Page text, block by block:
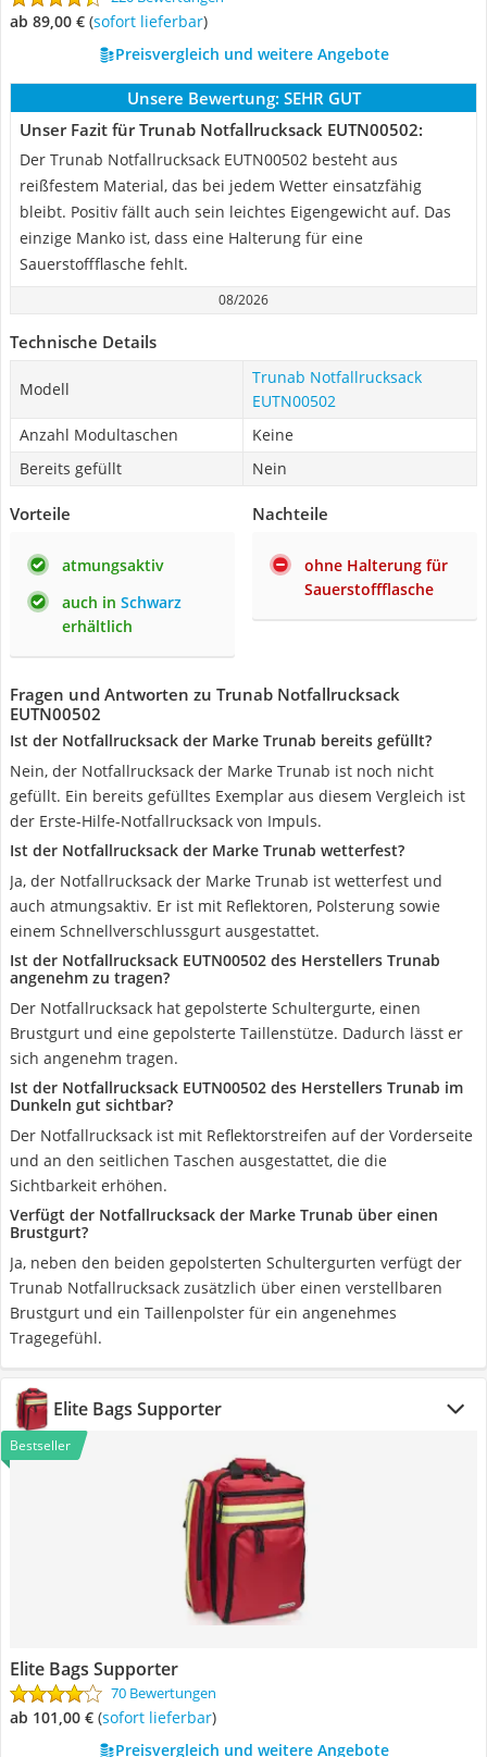
ab 89,00 € ( Sofort lieferbar)
Preisvergleich und weitere Angebote
Unsere Bewertung: SEHR GUT
Unser Fazit für Trunab Notfallrucksack EUTN00502:
Der Trunab Notfallrucksack EUTN00502 besteht aus
reißfestem Material, das bei jedem Wetter einsatzfähig
bleibt. Positiv fällt auch sein leichtes Eigengewicht auf. Das
einzige Manko ist, dass eine Halterung für eine
Sauerstoffflasche fehlt.
08/2026
Technische Details
Modell
Trunab Notfallrucksack
EUTN00502
Anzahl Modultaschen
Keine
Bereits gefüllt
Nein
Vorteile
atmungsaktiv
auch in Schwarz
erhältlich
Nachteile
ohne Halterung für
Sauerstoffflasche
Fragen und Antworten zu Trunab Notfallrucksack
EUTN00502
Ist der Notfallrucksack der Marke Trunab bereits gefüllt?
Nein, der Notfallrucksack der Marke Trunab ist noch nicht
gefüllt. Ein bereits gefülltes Exemplar aus diesem Vergleich ist
der Erste-Hilfe-Notfallrucksack von Impuls.
Ist der Notfallrucksack der Marke Trunab wetterfest?
Ja, der Notfallrucksack der Marke Trunab ist wetterfest und
auch atmungsaktiv. Er ist mit Reflektoren, Polsterung sowie
einem Schnellverschlussgurt ausgestattet.
Ist der Notfallrucksack EUTN00502 des Herstellers Trunab
angenehm zu tragen?
Der Notfallrucksack hat gepolsterte Schultergurte, einen
Brustgurt und eine gepolsterte Taillenstütze. Dadurch lässt er
sich angenehm tragen.
Ist der Notfallrucksack EUTN00502 des Herstellers Trunab im
Dunkeln gut sichtbar?
Der Notfallrucksack ist mit Reflektorstreifen auf der Vorderseite
und an den seitlichen Taschen ausgestattet, die die
Sichtbarkeit erhöhen.
Verfügt der Notfallrucksack der Marke Trunab über einen
Brustgurt?
Ja, neben den beiden gepolsterten Schultergurten verfügt der
Trunab Notfallrucksack zusätzlich über einen verstellbaren
Brustgurt und ein Taillenpolster für ein angenehmes
Tragegefühl.
Elite Bags Supporter
Bestseller
Elite Bags Supporter
70 Bewertungen
ab 101,00 € ( Sofort lieferbar)
Preisvergleich und weitere Angebote